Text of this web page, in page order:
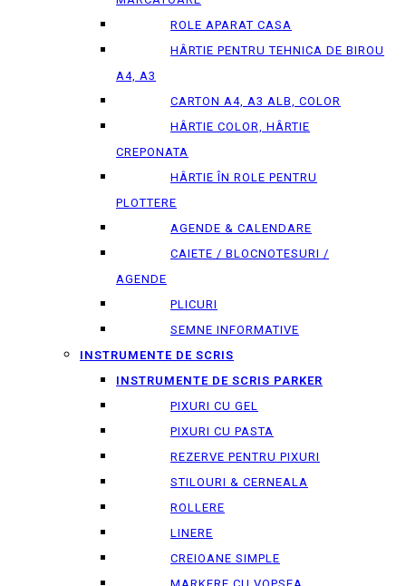
ROLE APARAT CASA
HÂRTIE PENTRU TEHNICA DE BIROU
A4, A3
CARTON A4, A3 ALB, COLOR
HÂRTIE COLOR, HÂRTIE
CREPONATA
HÂRTIE ÎN ROLE PENTRU
PLOTTERE
AGENDE & CALENDARE
CAIETE / BLOCNOTESURI /
AGENDE
PLICURI
SEMNE INFORMATIVE
INSTRUMENTE DE SCRIS
INSTRUMENTE DE SCRIS PARKER
PIXURI CU GEL
PIXURI CU PASTA
REZERVE PENTRU PIXURI
STILOURI & СERNEALA
ROLLERE
LINERE
CREIOANE SIMPLE